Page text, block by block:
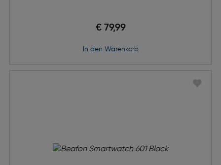
€ 79,99
in den Warenkorb